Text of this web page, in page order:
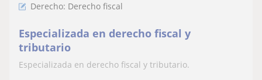
Derecho: Derecho fiscal
Especializada en derecho fiscal y
tributario
Especializada en derecho fiscal y tributario.